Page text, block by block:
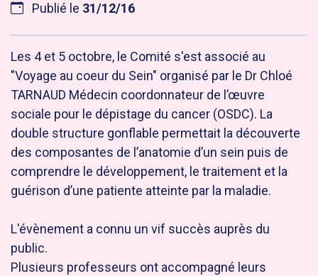
Publié le 31/12/16
Les 4 et 5 octobre, le Comité s'est associé au
"Voyage au coeur du Sein" organisé par le Dr Chloé
TARNAUD Médecin coordonnateur de l’œuvre
sociale pour le dépistage du cancer (OSDC). La
double structure gonflable permettait la découverte
des composantes de l’anatomie d’un sein puis de
comprendre le développement, le traitement et la
guérison d’une patiente atteinte par la maladie.
L'évènement a connu un vif succès auprès du
public.
Plusieurs professeurs ont accompagné leurs